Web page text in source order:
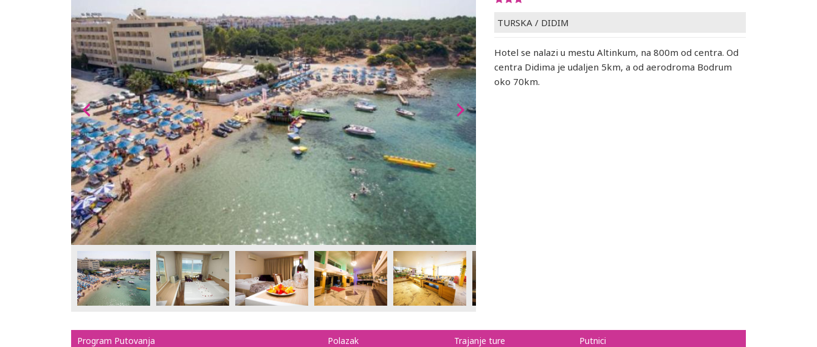
TURSKA / DIDIM
Hotel se nalazi u mestu Altinkum, na 800m od centra. Od
centra Didima je udaljen 5km, a od aerodroma Bodrum
oko 70km.
Program Putovanja Polazak Trajanje ture Putnici